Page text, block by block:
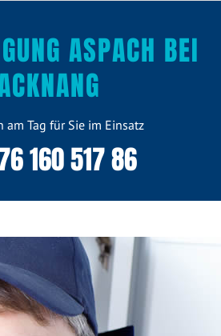
ASPACH BEI
am Tag für Sie im Einsatz
160 517 86